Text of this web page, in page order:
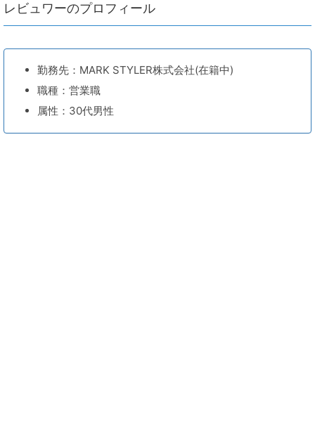
レビュワーのプロフィール
勤務先：MARK STYLER株式会社(在籍中)
職種：営業職
属性：30代男性